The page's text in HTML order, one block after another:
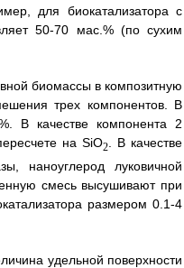
для биокатализатора с
50-70 мас.% (по сухим
биомассы в композитную
трех компонентов. В
В качестве компонента 2
на SiO2
. В качестве
наноуглерод луковичной
смесь высушивают при
размером 0.1-4
удельной поверхности